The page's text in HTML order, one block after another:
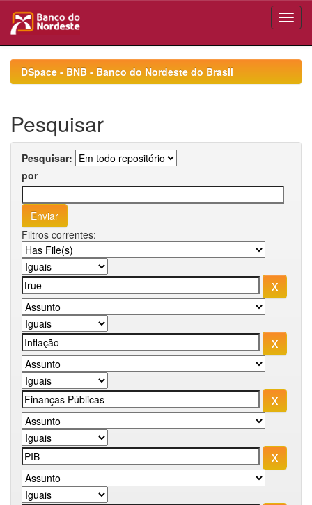
navigationDSpace - BNB - Banco do Nordeste do Brasil
Pesquisar
Pesquisar:
por
Filtros correntes: